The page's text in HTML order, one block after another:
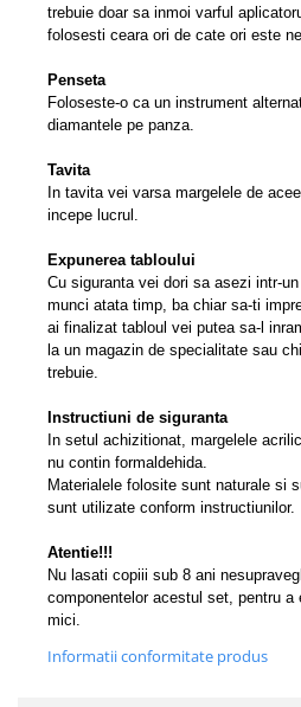
trebuie doar sa inmoi varful
folosesti ceara ori de cate ori este
Penseta
Foloseste-o ca un instrument
diamantele pe panza.
Tavita
In tavita vei varsa margelele de
incepe lucrul.
Expunerea tabloului
Cu siguranta vei dori sa asezi intr-
munci atata timp, ba chiar sa-ti
ai finalizat tabloul vei putea sa-l
la un magazin de specialitate sau
trebuie.
Instructiuni de siguranta
In setul achizitionat, margelele
nu contin formaldehida.
Materialele folosite sunt naturale si
sunt utilizate conform instructiunilor.
Atentie!!!
Nu lasati copiii sub 8 ani
componentelor acestul set, pentru a
mici.
Informatii conformitate produs